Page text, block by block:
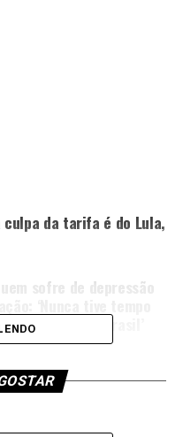
da tarifa é do Lula,
sofre de depressão
demais pelo Brasil’